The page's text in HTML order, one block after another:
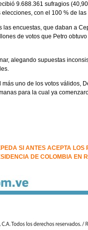
9.688.361 sufragios
con el 100 % de
encuestas, que daban a
de votos que Petro
alegando supuestas
uno de los votos válidos,
para la cual ya
SI ANTES ACEPTA LOS
DE COLOMBIA EN